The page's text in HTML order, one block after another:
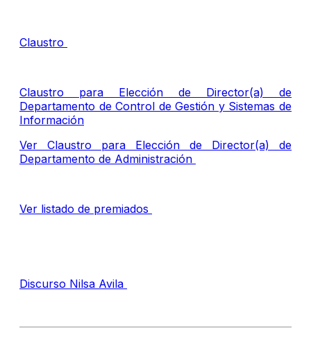
Claustro
Claustro para Elección de Director(a) de
Departamento de Control de Gestión y Sistemas de
Información
Ver Claustro para Elección de Director(a) de
Departamento de Administración
Ver listado de premiados
Discurso Nilsa Avila